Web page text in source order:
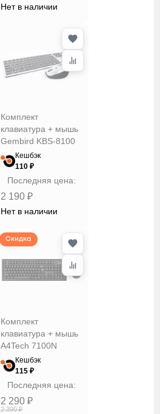
Нет в наличии
Комплект
клавиатура + мышь
Gembird KBS-8100
Кешбэк
110 ₽
Последняя цена:
2 190 ₽
Нет в наличии
Скидка
Комплект
клавиатура + мышь
A4Tech 7100N
Кешбэк
115 ₽
Последняя цена:
2 290 ₽
2 390 ₽